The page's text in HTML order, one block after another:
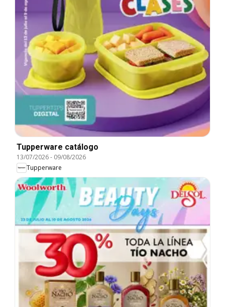
Tupperware catálogo
13/07/2026- 09/08/2026
Tupperware